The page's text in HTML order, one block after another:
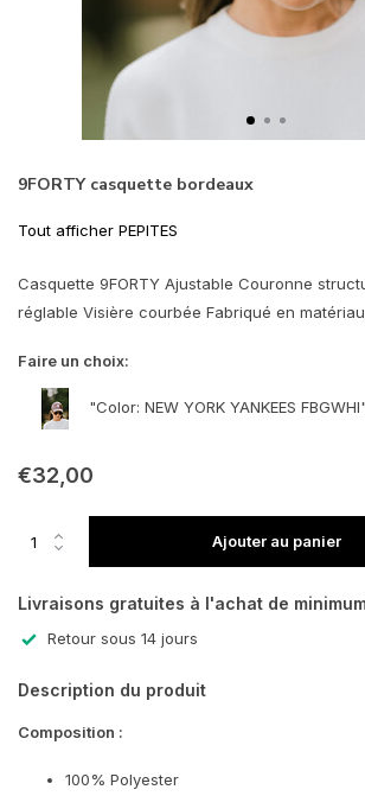
9FORTY casquette bordeaux
Tout afficher PEPITES
Casquette 9FORTY Ajustable Couronne
réglable Visière courbée Fabriqué en matériau
Faire un choix:
"Color: NEW YORK YANKEES
€32,00
Ajouter au panier
Livraisons gratuites à l'achat de
Retour sous 14 jours
Description du produit
Composition :
100% Polyester